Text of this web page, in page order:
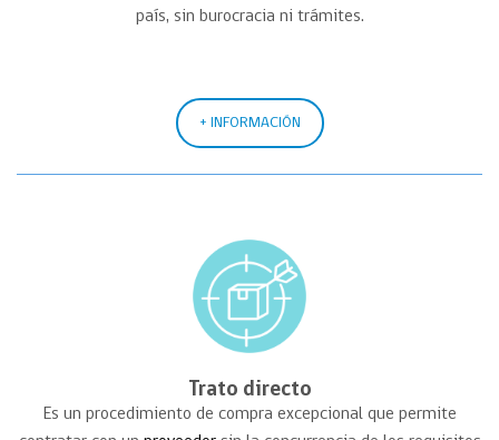
país, sin burocracia ni trámites.
+ INFORMACIÓN
Trato directo
Es un procedimiento de compra excepcional que permite